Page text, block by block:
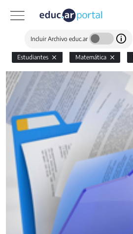
Incluir Archivo educ.ar
Estudiantes Matemática